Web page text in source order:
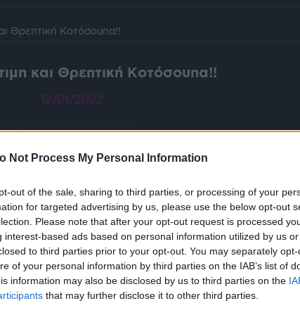
Not Process My Personal Information
out of the sale, sharing to third parties, or processing of your
for targeted advertising by us, please use the below opt-out
Please note that after your opt-out request is processed
interest-based ads based on personal information utilized by us
to third parties prior to your opt-out. You may separately
of your personal information by third parties on the IAB’s list of
information may also be disclosed by us to third parties on the
that may further disclose it to other third parties.
Θρεπτική Κοτόσουπα!!
και Θρεπτική Κοτόσουπα!!
12/01/2022
: